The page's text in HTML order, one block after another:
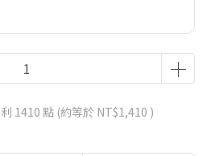
1410 點 (約等於 NT$1,410 )